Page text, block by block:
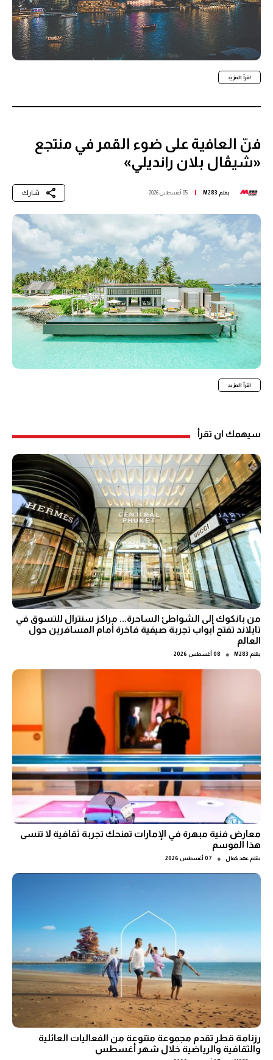
اقرأ المزيد
فنّ العافية على ضوء القمر في منتجع
«شيڤال بلان رانديلي»
بقلم M283 05 أغسطس 2026 شارك
اقرأ المزيد
سيهمك ان تقرأ
من بانكوك إلى الشواطئ الساحرة... مراكز سنترال للتسوق في
تايلاند تفتح أبواب تجربة صيفية فاخرة أمام المسافرين حول
العالم
بقلم M283
● 08 أغسطس 2026
معارض فنية مبهرة في الإمارات تمنحك تجربة ثقافية لا تنسى
هذا الموسم
بقلم عهد كمال ● 07 أغسطس 2026
رزنامة قطر تقدم مجموعة متنوعة من الفعاليات العائلية
والثقافية والرياضية خلال شهر أغسطس